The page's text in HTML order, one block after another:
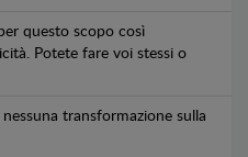
questo scopo così
Potete fare voi stessi o
transformazione sulla